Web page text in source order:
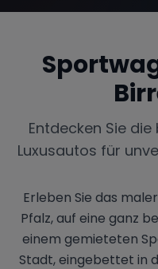
Entdecken Sie
Luxusautos für
Erleben Sie das
Pfalz, auf eine ganz
einem gemieteten
Stadt, eingebettet in